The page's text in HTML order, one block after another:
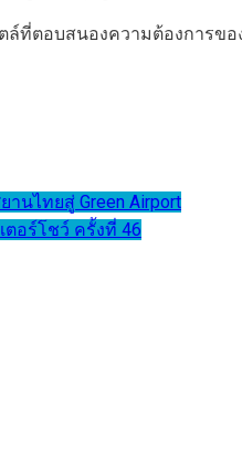
ที่ตอบสนองความต้องการขอ
านไทยสู่ Green Airport
ตอร์โชว์ ครั้งที่ 46